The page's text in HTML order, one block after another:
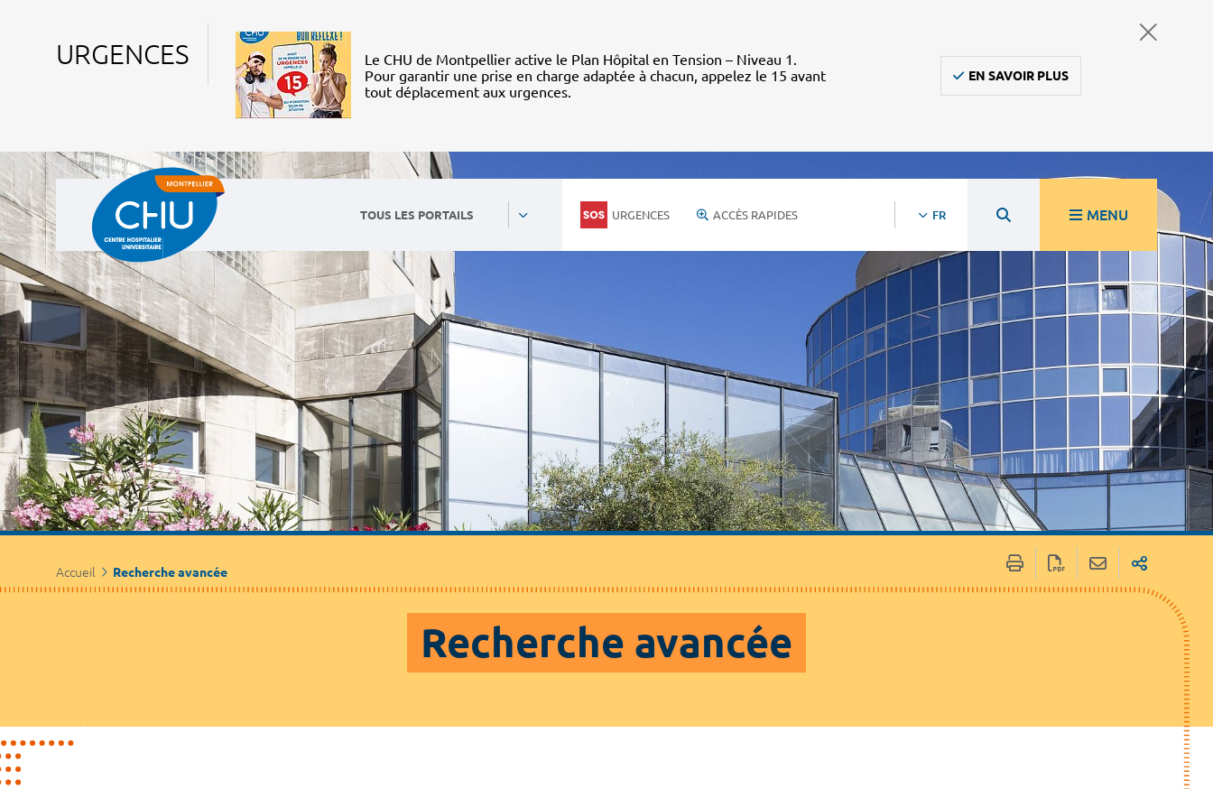
URGENCES
Le CHU de Montpellier active le Plan Hôpital en Tension – Niveau 1.
Pour garantir une prise en charge adaptée à chacun, appelez le 15 avant
tout déplacement aux urgences.
EN SAVOIR PLUS
TOUS LES PORTAILS URGENCES ACCÈS RAPIDES FR MENU
Accueil Recherche avancée
Recherche avancée